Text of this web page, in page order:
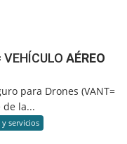
VEHÍCULOAÉREO
para Drones (VANT=
de la...
servicios